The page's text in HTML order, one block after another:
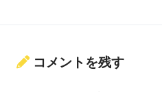
コメントを残す